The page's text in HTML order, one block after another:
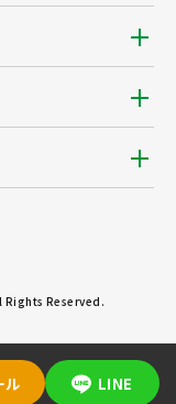
Rights Reserved.
ル LINE